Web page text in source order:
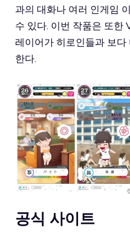
과의 대화나 여러 인게임
수 있다. 이번 작품은 또한
레이어가 히로인들과 보
한다.
공식 사이트